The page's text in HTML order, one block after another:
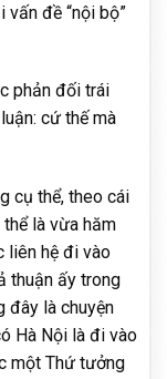
đề “nội bộ”
phản đối trái
cứ thế mà
cụ thể, theo cái
là vừa hăm
liên hệ đi vào
thuận ấy trong
đây là chuyện
Hà Nội là đi vào
một Thứ tưởng